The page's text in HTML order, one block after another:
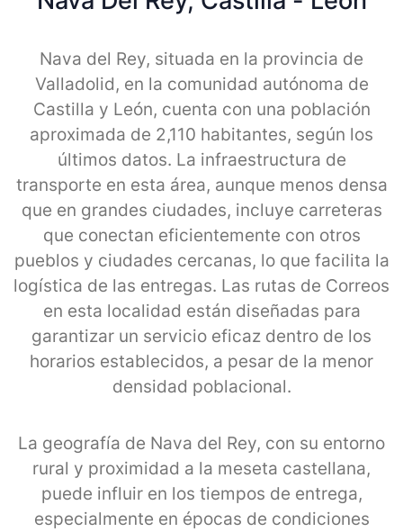
Nava del Rey, situada en la provincia de
Valladolid, en la comunidad autónoma de
Castilla y León, cuenta con una población
aproximada de 2,110 habitantes, según los
últimos datos. La infraestructura de
transporte en esta área, aunque menos densa
que en grandes ciudades, incluye carreteras
que conectan eficientemente con otros
pueblos y ciudades cercanas, lo que facilita la
logística de las entregas. Las rutas de Correos
en esta localidad están diseñadas para
garantizar un servicio eficaz dentro de los
horarios establecidos, a pesar de la menor
densidad poblacional.
La geografía de Nava del Rey, con su entorno
rural y proximidad a la meseta castellana,
puede influir en los tiempos de entrega,
especialmente en épocas de condiciones